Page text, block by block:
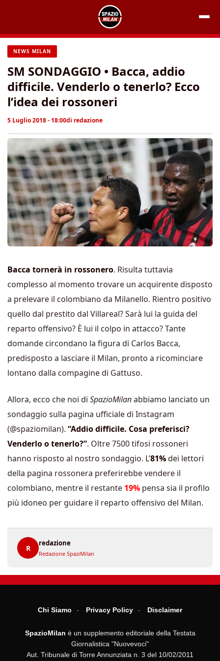
contenuto
NEWS MILAN
SM SONDAGGIO • Bacca, addio
difficile. Venderlo o tenerlo? Ecco
l’idea dei rossoneri
5 Luglio 2018 - 18:00di redazione
Bacca tornerà in rossonero. Risulta tuttavia
complesso al momento trovare un acquirente disposto
a prelevare il colombiano da Milanello. Rientro positivo
quello dal prestito dal Villareal? Sarà lui la guida del
reparto offensivo? È lui il colpo in attacco? Tante
domande circondano la figura di Carlos Bacca,
predisposto a lasciare il Milan, pronto a ricominciare
lontano dalla compagine di Gattuso.
Allora, ecco che noi di SpazioMilanabbiamo lanciato un
sondaggio sulla pagina ufficiale di Instagram
(@spaziomilan). “Addio difficile. Cosa preferisci?
Venderlo o tenerlo?”. Oltre 7500 tifosi rossoneri
hanno risposto al nostro sondaggio. L’81%dei lettori
della pagina rossonera preferirebbe vendere il
colombiano, mentre il restante 19% pensa sia il profilo
più idoneo per guidare il reparto offensivo del Milan.
R
redazione
Redazione SpaziMilan
Chi Siamo Privacy Policy Disclaimer
SpazioMilan è un supplemento editoriale della Testata
Giornalistica "Nuovevoci"
Aut. Tribunale di Torre Annunziata n. 3 del 10/02/2011